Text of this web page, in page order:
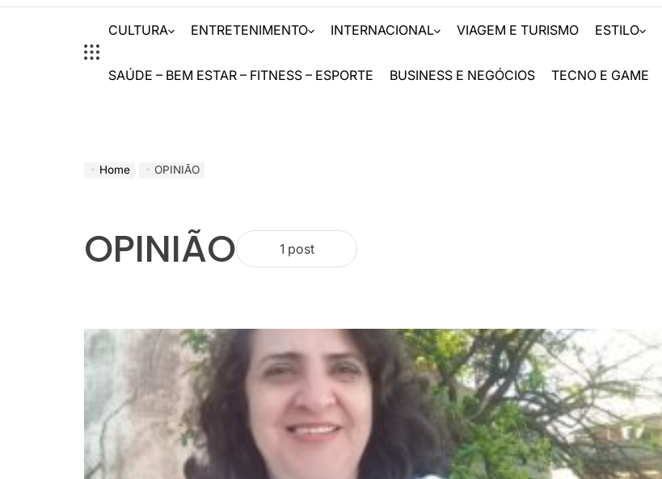
CULTURA ENTRETENIMENTO INTERNACIONAL VIAGEM E TURISMO ESTILO
SAÚDE – BEM ESTAR – FITNESS – ESPORTE BUSINESS E NEGÓCIOS TECNO E GAME
Home OPINIÃO
OPINIÃO 1 post